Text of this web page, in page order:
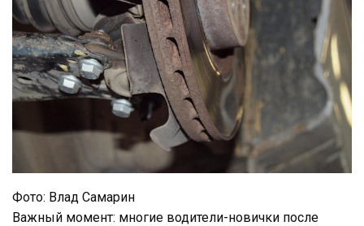
Фото: Влад Самарин
Важный момент: многие водители-новички после